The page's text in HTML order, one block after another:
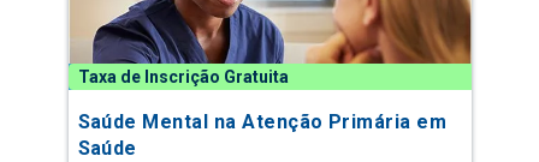
Taxa de Inscrição Gratuita
Saúde Mental na Atenção Primária em
Saúde